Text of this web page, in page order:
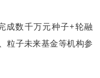
成数千万元种子+轮融
粒子未来基金等机构参